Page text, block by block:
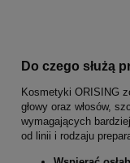
Do czego służą
Kosmetyki ORISING
głowy oraz włosów,
wymagających
od linii i rodzaju